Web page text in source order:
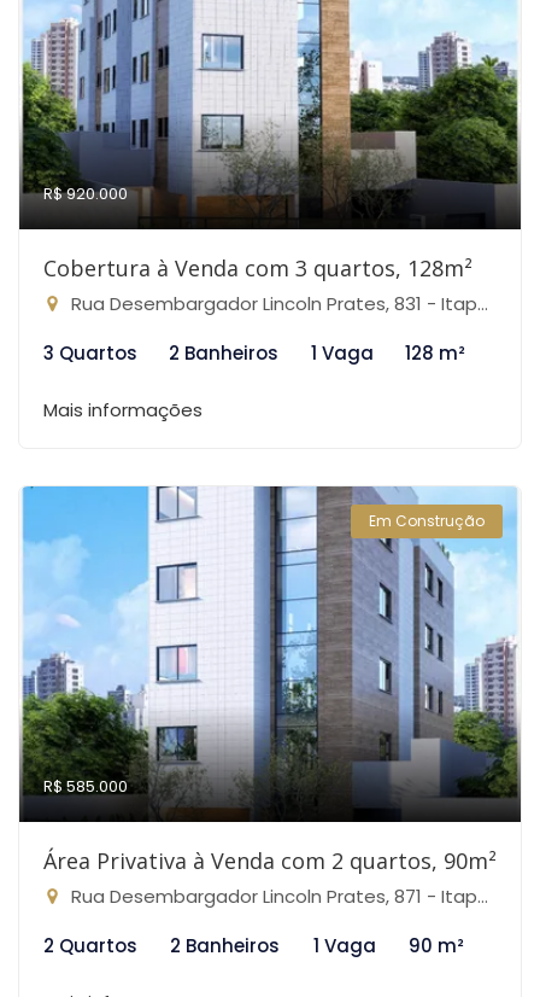
R$ 920.000
Cobertura à Venda com 3 quartos, 128m²
Rua Desembargador Lincoln Prates, 831 - Itapoã, Belo Horizonte-MG
3 Quartos
2 Banheiros 1 Vaga 128 m²
Mais informações
Em Construção
R$ 585.000
Área Privativa à Venda com 2 quartos, 90m²
Rua Desembargador Lincoln Prates, 871 - Itapoã, Belo Horizonte-MG
2 Quartos
2 Banheiros 1 Vaga 90 m²